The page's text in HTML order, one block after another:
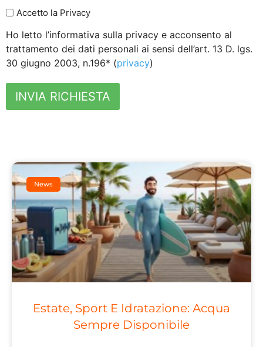
Accetto la Privacy
Ho letto l’informativa sulla privacy e acconsento al
trattamento dei dati personali ai sensi dell’art. 13 D. lgs.
30 giugno 2003, n.196* (privacy)
INVIA RICHIESTA
News
Estate, Sport E Idratazione: Acqua
Sempre Disponibile